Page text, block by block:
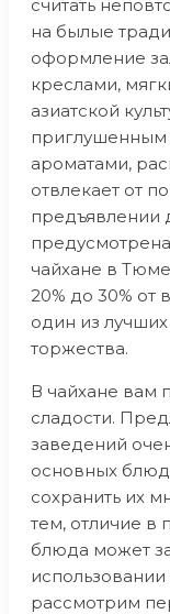
считать
на былые
оформление
креслами,
азиатской
ароматами,
отвлекает от
предъявлении
чайхане в
20% до 30% от
один из
торжества.
В чайхане вам
сладости.
заведений
основных блюд
сохранить их
тем, отличие в
блюда может
рассмотрим